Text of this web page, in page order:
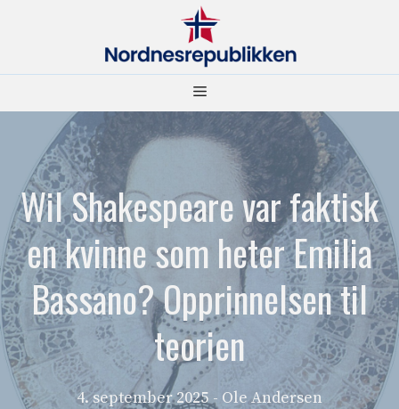
Meny
Wil Shakespeare var faktisk
en kvinne som heter Emilia
Bassano? Opprinnelsen til
teorien
4. september 2025 - Ole Andersen